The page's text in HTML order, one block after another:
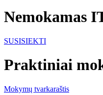
Nemokamas
SUSISIEKTI
Praktiniai
Mokymų tvarkaraštis